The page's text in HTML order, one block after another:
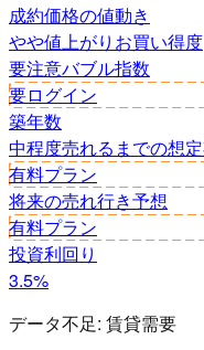
成約価格の値動き
やや値上がり お買い得度
要注意バブル指数
要ログイン
築年数
中程度売れるまでの想
有料プラン
将来の売れ行き予想
有料プラン
投資利回り
3.5%
データ不足: 賃貸需要